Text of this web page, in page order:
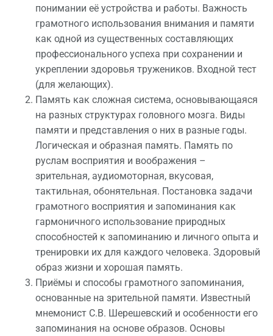
понимании её устройства и работы. Важность
грамотного использования внимания и памяти
как одной из существенных составляющих
профессионального успеха при сохранении и
укреплении здоровья тружеников. Входной тест
(для желающих).
Память как сложная система, основывающаяся
на разных структурах головного мозга. Виды
памяти и представления о них в разные годы.
Логическая и образная память. Память по
руслам восприятия и воображения –
зрительная, аудиомоторная, вкусовая,
тактильная, обонятельная. Постановка задачи
грамотного восприятия и запоминания как
гармоничного использование природных
способностей к запоминанию и личного опыта и
тренировки их для каждого человека. Здоровый
образ жизни и хорошая память.
Приёмы и способы грамотного запоминания,
основанные на зрительной памяти. Известный
мнемонист С.В. Шерешевский и особенности его
запоминания на основе образов. Основы